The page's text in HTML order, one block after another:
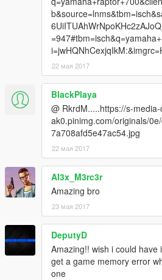
22 мая 2017
BlackPlaya
@ RkrdM.....https://s-
ak0.pinimg.com/originals/
7a708afd5e47ac54.jpg
22 мая 2017
Al3x_M3rc3r
Amazing bro
23 мая 2017
DeputyD
Amazing!! wish i could have
get a game memory error
one